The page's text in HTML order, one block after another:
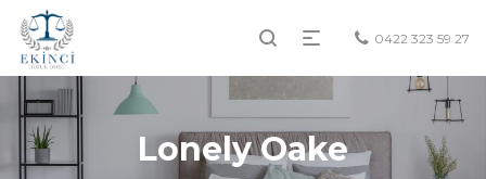
0422 323 59 27
Lonely Oake